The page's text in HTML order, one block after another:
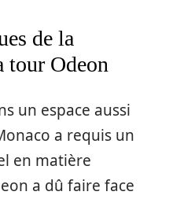
de la
tour Odeon
un espace aussi
a requis un
en matière
a dû faire face